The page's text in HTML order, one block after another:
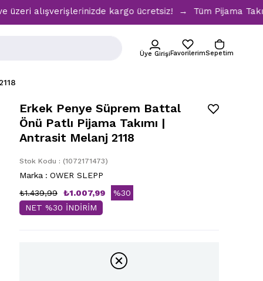
kargo ücretsiz! → Tüm Pijama
Üye GirişiFavorilerimSepetim
Erkek Penye Süprem Battal
Önü Patlı Pijama Takımı |
Antrasit Melanj 2118
Stok Kodu (1072171473)
Marka : OWER SLEPP
₺1.439,99
₺1.007,99 %30
NET %30 İNDİRİM